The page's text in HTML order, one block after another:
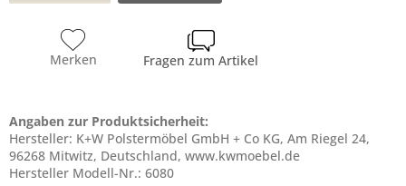
Merken Fragen zum Artikel
Angaben zur Produktsicherheit:
Hersteller: K+W Polstermöbel GmbH + Co KG, Am Riegel 24,
96268 Mitwitz, Deutschland, www.kwmoebel.de
Hersteller Modell-Nr.: 6080